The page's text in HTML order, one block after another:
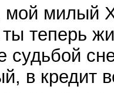
мой милый
теперь
судьбой
в кредит